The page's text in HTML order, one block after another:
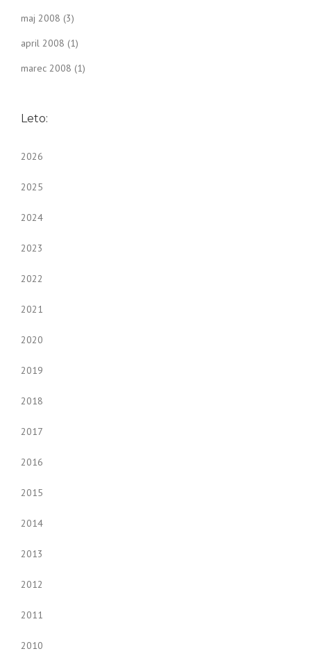
maj 2008 (3)
april 2008 (1)
marec 2008 (1)
Leto:
2026
2025
2024
2023
2022
2021
2020
2019
2018
2017
2016
2015
2014
2013
2012
2011
2010